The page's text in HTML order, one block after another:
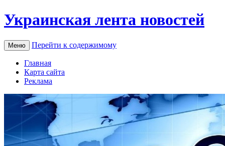
Украинская лента новостей
Меню Перейти к содержимому
Главная
Карта сайта
Реклама